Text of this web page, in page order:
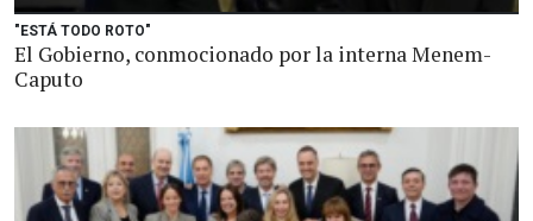
"ESTÁ TODO ROTO"
El Gobierno, conmocionado por la interna Menem-
Caputo